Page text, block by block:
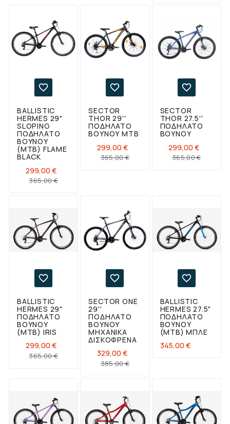

BALLISTIC
HERMES 29"
SLOPING
ΠΟΔΉΛΑΤΟ
ΒΟΥΝΟΎ
(ΜΤΒ) FLAME
BLACK
299,00 €
365,00 €Κανονική
Τιμή

SECTOR
THOR 29''
ΠΟΔΉΛΑΤΟ
ΒΟΥΝΟΎ ΜΤΒ
299,00 €
365,00 €Κανονική
Τιμή

SECTOR
THOR 27.5''
ΠΟΔΉΛΑΤΟ
ΒΟΥΝΟΎ
299,00 €
365,00 €Τιμή

BALLISTIC
HERMES 29"
ΠΟΔΉΛΑΤΟ
ΒΟΥΝΟΎ
(ΜΤΒ) IRIS
299,00 €
365,00 €Κανονική
Τιμή

SECTOR ONE
29''
ΠΟΔΉΛΑΤΟ
ΒΟΥΝΟΎ
ΜΗΧΑΝΙΚΆ
ΔΙΣΚΌΦΡΕΝΑ
329,00 €
385,00 €Κανονική
Τιμή

BALLISTIC
HERMES 27.5"
ΠΟΔΉΛΑΤΟ
ΒΟΥΝΟΎ
(ΜΤΒ) ΜΠΛΕ
345,00 €